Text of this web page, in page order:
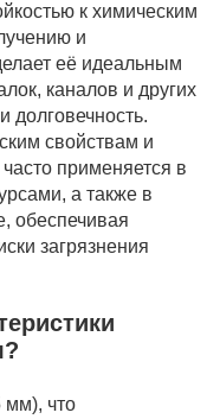
к химическим
и
её идеальным
каналов и других
долговечность.
свойствам и
применяется в
а также в
обеспечивая
загрязнения
мм), что